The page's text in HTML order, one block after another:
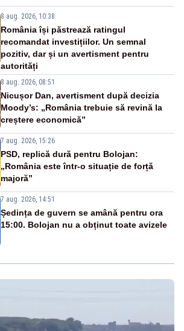
8 aug. 2026, 10:38
România își păstrează ratingul
recomandat investițiilor. Un semnal
pozitiv, dar și un avertisment pentru
autorități
8 aug. 2026, 08:51
Nicușor Dan, avertisment după decizia
Moody’s: „România trebuie să revină la
creștere economică”
7 aug. 2026, 15:26
PSD, replică dură pentru Bolojan:
„România este într-o situație de forță
majoră”
7 aug. 2026, 14:51
Ședința de guvern se amână pentru ora
15:00. Bolojan nu a obținut toate avizele